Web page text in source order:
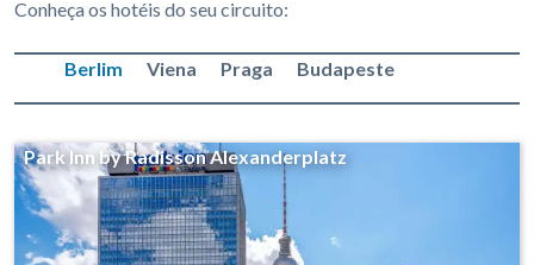
Conheça os hotéis do seu circuito:
Berlim Viena Praga Budapeste
Park Inn by Radisson Alexanderplatz